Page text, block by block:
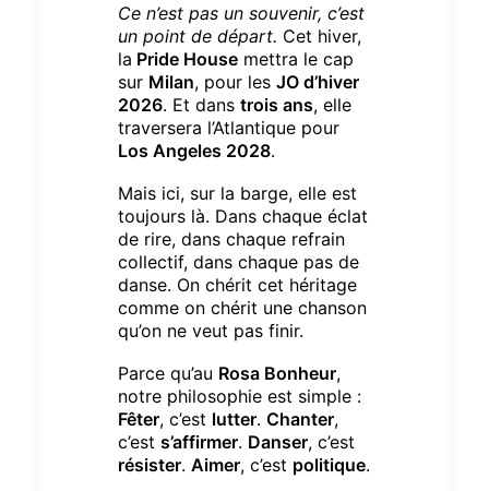
Ce n’est pas un souvenir, c’est
un point de départ. Cet hiver,
la Pride House mettra le cap
sur Milan, pour les JO d’hiver
2026. Et dans trois ans, elle
traversera l’Atlantique pour
Los Angeles 2028.
Mais ici, sur la barge, elle est
toujours là. Dans chaque éclat
de rire, dans chaque refrain
collectif, dans chaque pas de
danse. On chérit cet héritage
comme on chérit une chanson
qu’on ne veut pas finir.
Parce qu’au Rosa Bonheur,
notre philosophie est simple :
Fêter, c’est lutter. Chanter,
c’est s’affirmer. Danser, c’est
résister. Aimer, c’est politique.